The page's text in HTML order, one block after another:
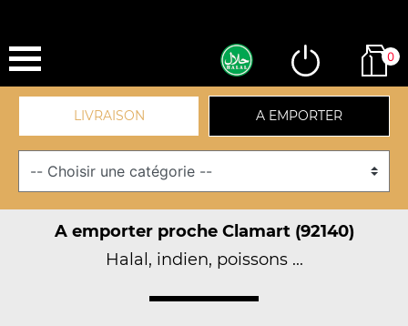
0
LIVRAISON A EMPORTER
A emporter proche Clamart (92140)
Halal, indien, poissons ...